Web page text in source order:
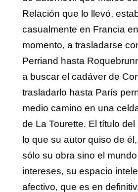
Relación que lo llevó,
casualmente en Francia
momento, a trasladarse
Perriand hasta
a buscar el cadáver de
trasladarlo hasta París
medio camino en una
de La Tourette. El título
lo que su autor quiso de
sólo su obra sino el
intereses, su espacio
afectivo, que es en